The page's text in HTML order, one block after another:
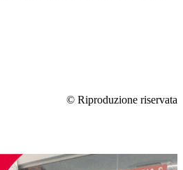
© Riproduzione riservata